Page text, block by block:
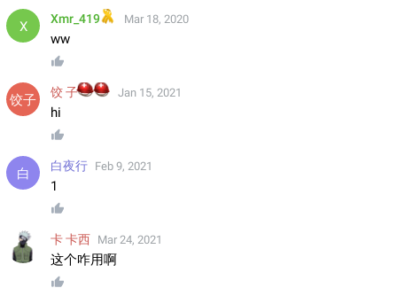
Xmr_419 Mar 18, 2020
ww
饺 子 Jan 15, 2021
hi
白夜行 Feb 9, 2021
1
卡 卡西 Mar 24, 2021
这个咋用啊